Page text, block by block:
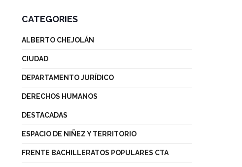
CATEGORIES
ALBERTO CHEJOLÁN
CIUDAD
DEPARTAMENTO JURÍDICO
DERECHOS HUMANOS
DESTACADAS
ESPACIO DE NIÑEZ Y TERRITORIO
FRENTE BACHILLERATOS POPULARES CTA